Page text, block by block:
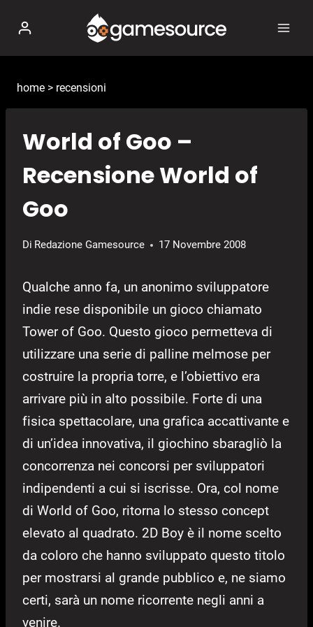
contenuto
home > recensioni
World of Goo –
Recensione World of
Goo
Di Redazione Gamesource 17 Novembre 2008
Qualche anno fa, un anonimo sviluppatore
indie rese disponibile un gioco chiamato
Tower of Goo. Questo gioco permetteva di
utilizzare una serie di palline melmose per
costruire la propria torre, e l’obiettivo era
arrivare più in alto possibile. Forte di una
fisica spettacolare, una grafica accattivante e
di un’idea innovativa, il giochino sbaragliò la
concorrenza nei concorsi per sviluppatori
indipendenti a cui si iscrisse. Ora, col nome
di World of Goo, ritorna lo stesso concept
elevato al quadrato. 2D Boy è il nome scelto
da coloro che hanno sviluppato questo titolo
per mostrarsi al grande pubblico e, ne siamo
certi, sarà un nome ricorrente negli anni a
venire.